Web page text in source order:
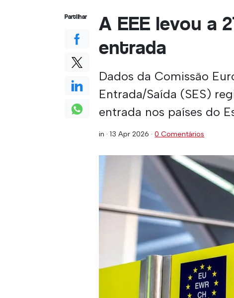
A EEE levou a
entrada
Dados da Comissão
Entrada/Saída (SES)
entrada nos países do
in ·13 Apr 2026 ·0 Comentários
Partilhar